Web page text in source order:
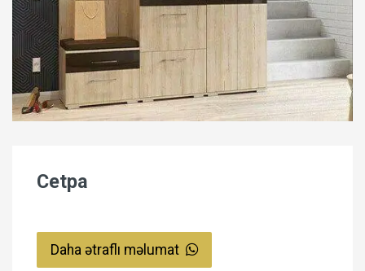
Cetpa
Daha ətraflı məlumat